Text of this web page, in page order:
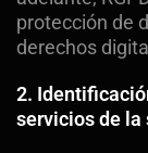
protección de
derechos
2.
servicios de la